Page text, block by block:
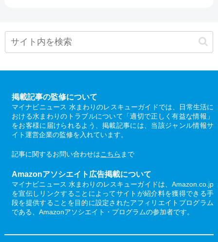
掲載記事の監修について
マイナビニュース 水まわりのレスキューガイドでは、日常生活に
おける水まわりのトラブルについて「適切で正しく有益な情報」
をお客様に届けられるよう、掲載記事には、当該ジャンル情報サ
イト運営企業の監修を入れています。
記事に関するお問い合わせはこちら まで
Amazonアソシエイト広告掲載について
マイナビニュース 水まわりのレスキューガイドは、Amazon.co.jp
を宣伝しリンクすることによってサイトが紹介料を獲得できる手
段を提供することを目的に設定されたアフィリエイトプログラム
である、Amazonアソシエイト・プログラムの参加者です。